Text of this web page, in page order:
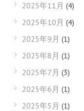
2025年11月 (4)
2025年10月 (4)
2025年9月 (1)
2025年8月 (1)
2025年7月 (3)
2025年6月 (1)
2025年5月 (1)